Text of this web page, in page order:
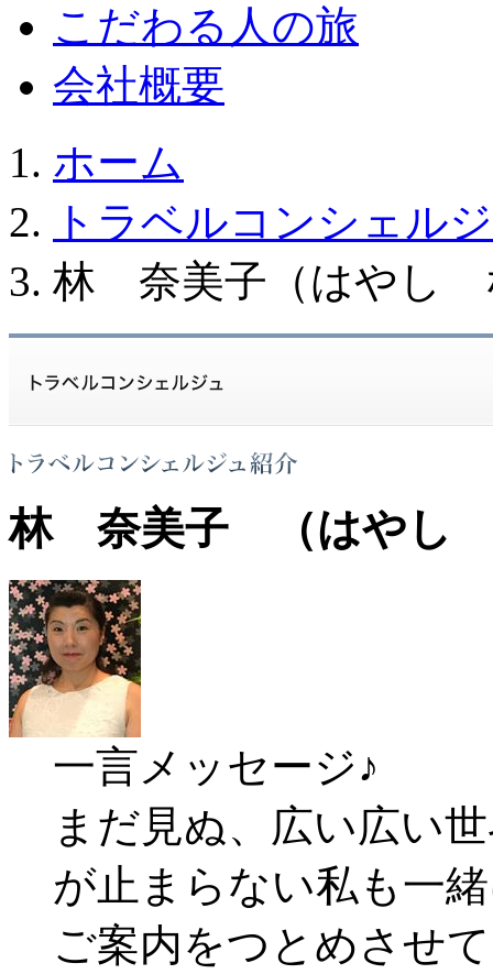
こだわる人の旅
会社概要
ホーム
トラベルコンシェル
林 奈美子（はやし
林 奈美子 （はやし
一言メッセージ♪
まだ見ぬ、広い広い
が止まらない私も一
ご案内をつとめさせ